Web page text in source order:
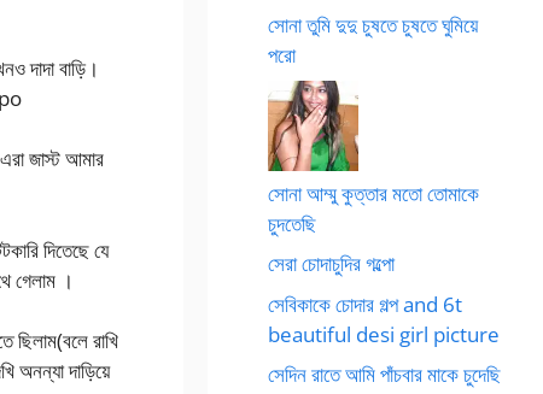
দাদা বাড়ি।
জাস্ট আমার
দিতেছে যে
গেলাম ।
ছিলাম(বলে রাখি
অনন্যা দাড়িয়ে
সোনা তুমি দুদু চুষতে চুষতে ঘুমিয়ে
পরো
সোনা আম্মু কুত্তার মতো তোমাকে
চুদতেছি
সেরা চোদাচুদির গল্পো
সেবিকাকে চোদার গল্প and 6t
beautiful desi girl picture
সেদিন রাতে আমি পাঁচবার মাকে চুদেছি